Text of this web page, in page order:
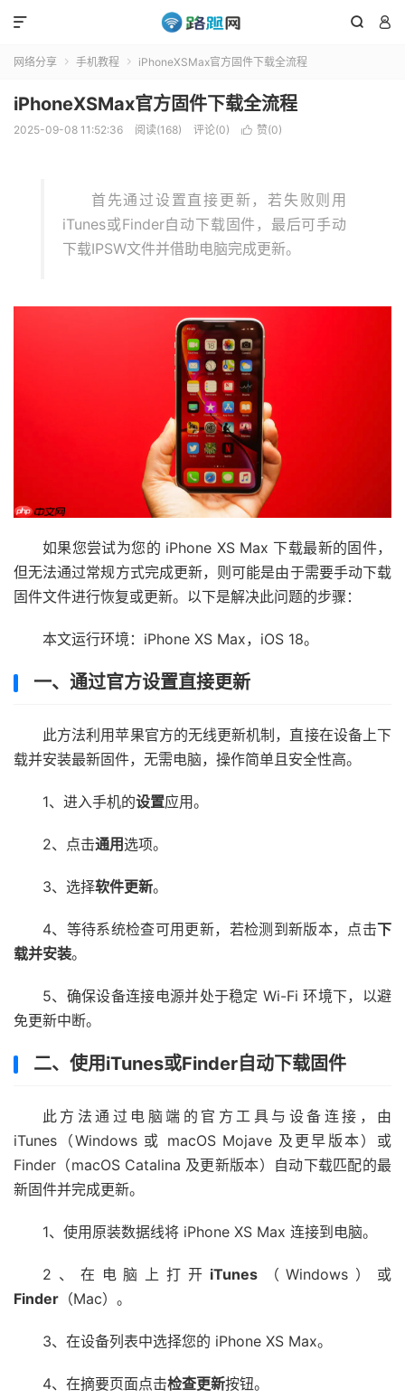
 

网络分享  手机教程  iPhoneXSMax官方固件下载全流程
iPhoneXSMax官方固件下载全流程
2025-09-08 11:52:36 阅读(168) 评论(0)  赞(0)
首先通过设置直接更新，若失败则用
iTunes或Finder自动下载固件，最后可手动
下载IPSW文件并借助电脑完成更新。
如果您尝试为您的 iPhone XS Max 下载最新的固件，
但无法通过常规方式完成更新，则可能是由于需要手动下载
固件文件进行恢复或更新。以下是解决此问题的步骤：
本文运行环境：iPhone XS Max，iOS 18。
一、通过官方设置直接更新
此方法利用苹果官方的无线更新机制，直接在设备上下
载并安装最新固件，无需电脑，操作简单且安全性高。
1、进入手机的设置应用。
2、点击通用 选项。
3、选择软件更新。
4、等待系统检查可用更新，若检测到新版本，点击下
载并安装。
5、确保设备连接电源并处于稳定 Wi-Fi 环境下，以避
免更新中断。
二、使用iTunes或Finder自动下载固件
此方法通过电脑端的官方工具与设备连接，由
iTunes（Windows 或 macOS Mojave 及更早版本）或
Finder（macOS Catalina 及更新版本）自动下载匹配的最
新固件并完成更新。
1、使用原装数据线将 iPhone XS Max 连接到电脑。
2、在电脑上打开 iTunes（Windows）或
Finder （Mac）。
3、在设备列表中选择您的 iPhone XS Max。
4、在摘要页面点击检查更新按钮。